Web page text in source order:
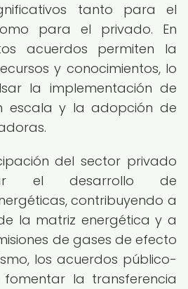
tanto para el
para el privado. En
acuerdos permiten la
y conocimientos, lo
la implementación de
escala y la adopción de
del sector privado
el desarrollo de
contribuyendo a
la matriz energética y a
de gases de efecto
los acuerdos público-
la transferencia